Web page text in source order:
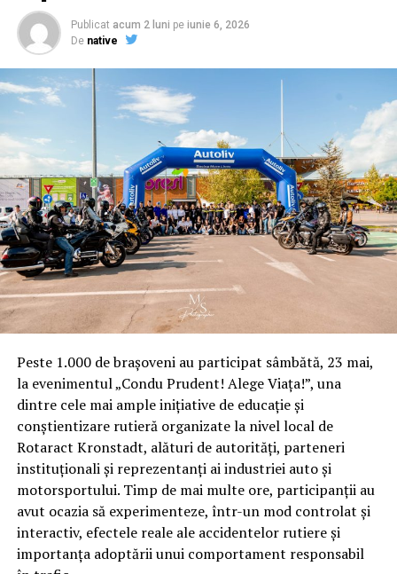
Publicat acum 2 luni pe iunie 6, 2026
De native
Peste 1.000 de brașoveni au participat sâmbătă, 23 mai,
la evenimentul „Condu Prudent! Alege Viața!”, una
dintre cele mai ample inițiative de educație și
conștientizare rutieră organizate la nivel local de
Rotaract Kronstadt, alături de autorități, parteneri
instituționali și reprezentanți ai industriei auto și
motorsportului. Timp de mai multe ore, participanții au
avut ocazia să experimenteze, într-un mod controlat și
interactiv, efectele reale ale accidentelor rutiere și
importanța adoptării unui comportament responsabil